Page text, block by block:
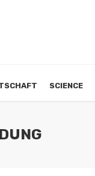
SCIENCE